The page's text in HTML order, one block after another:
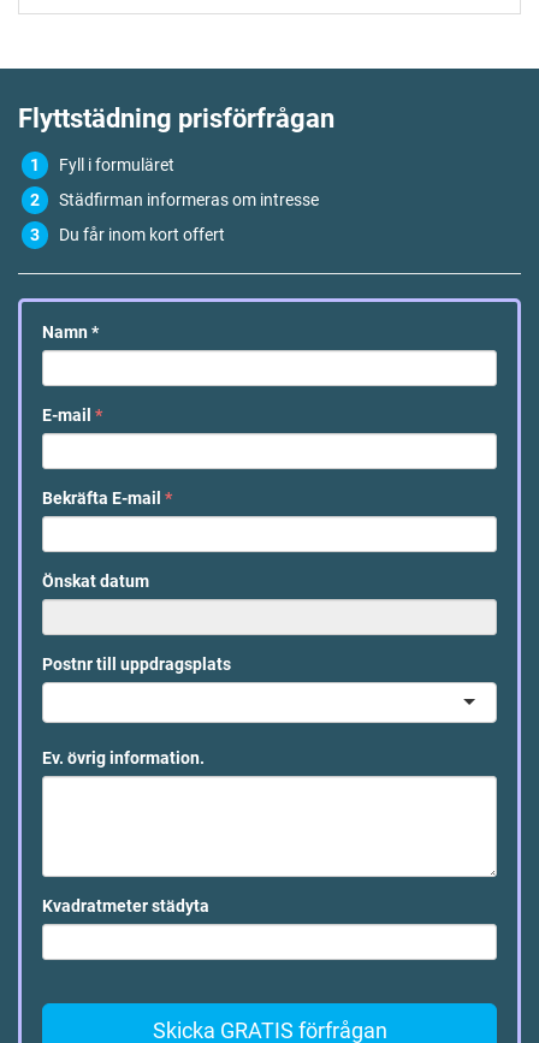
Flyttstädning prisförfrågan
Fyll i formuläret
Städfirman informeras om intresse
Du får inom kort offert
Namn *
E-mail *
Bekräfta E-mail *
Önskat datum
Postnr till uppdragsplats
Ev. övrig information.
Kvadratmeter städyta
Skicka GRATIS förfrågan